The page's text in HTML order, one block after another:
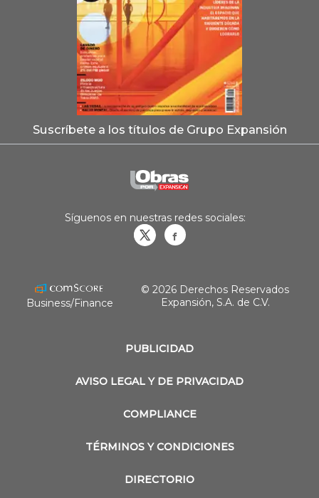
Suscríbete a los títulos de Grupo Expansión
PUBLICIDAD
AVISO LEGAL Y DE PRIVACIDAD
COMPLIANCE
TÉRMINOS Y CONDICIONES
DIRECTORIO
Síguenos en nuestras redes sociales:
Business/Finance
© 2026 Derechos Reservados
Expansión, S.A. de C.V.